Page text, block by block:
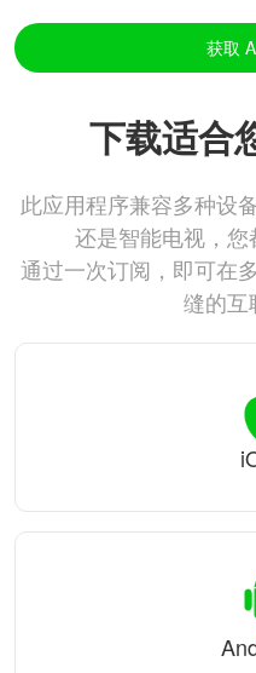
获取
下载适合
此应用程序兼容多种设
还是智能电视，您
通过一次订阅，即可在
缝的互